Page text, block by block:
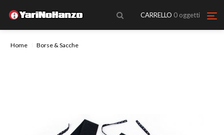
CARRELLO 0 oggetti
Home Borse & Sacche